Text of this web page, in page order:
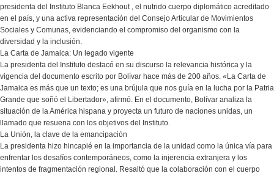
presidenta del Instituto Blanca Eekhout , el nutrido cuerpo diplomático acreditado
en el país, y una activa representación del Consejo Articular de Movimientos
Sociales y Comunas, evidenciando el compromiso del organismo con la
diversidad y la inclusión.
​La Carta de Jamaica: Un legado vigente
​La presidenta del Instituto destacó en su discurso la relevancia histórica y la
vigencia del documento escrito por Bolívar hace más de 200 años. «La Carta de
Jamaica es más que un texto; es una brújula que nos guía en la lucha por la Patria
Grande que soñó el Libertador», afirmó. En el documento, Bolívar analiza la
situación de la América hispana y proyecta un futuro de naciones unidas, un
llamado que resuena con los objetivos del Instituto.
​La Unión, la clave de la emancipación
​La presidenta hizo hincapié en la importancia de la unidad como la única vía para
enfrentar los desafíos contemporáneos, como la injerencia extranjera y los
intentos de fragmentación regional. Resaltó que la colaboración con el cuerpo